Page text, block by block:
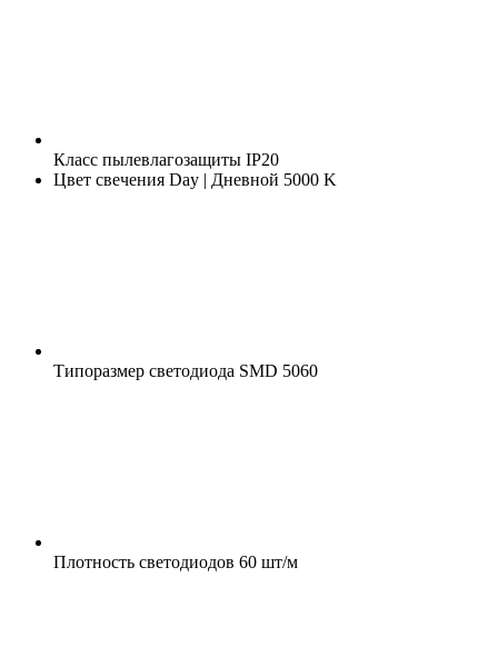
Класс пылевлагозащиты IP20
Цвет свечения Day | Дневной 5000 K
Типоразмер светодиода SMD 5060
Плотность светодиодов 60 шт/м